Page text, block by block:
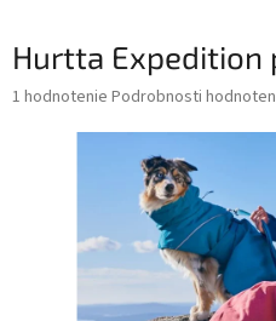
Hurtta Expedition
Priemerné
hviezdičiek.
1 hodnotenie Podrobnosti